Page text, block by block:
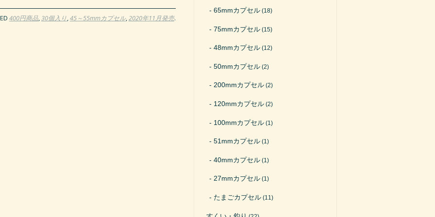
400円商品,30個入り,45～55mmカプセル,2020年11月発売.
65mmカプセル (18)
75mmカプセル (15)
48mmカプセル (12)
50mmカプセル (2)
200mmカプセル (2)
120mmカプセル (2)
100mmカプセル (1)
51mmカプセル (1)
40mmカプセル (1)
27mmカプセル (1)
たまごカプセル (11)